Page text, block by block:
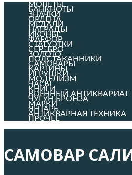
МОНЕТЫ
БАНКНОТЫ
ЗНАЧКИ
ОРДЕНА
МЕДАЛИ
НАГРАДЫ
ИКОНЫ
ФАРФОР
СТАТУЭТКИ
СЕРЕБРО
ЗОЛОТО
ПОДСТАКАННИКИ
САМОВАРЫ
КАРТИНЫ
ИГРУШКИ
МОДЕЛИЗМ
ЧАСЫ
КНИГИ
ВОЕННЫЙ АНТИКВАРИАТ
ЧУГУН БРОНЗА
МАРКИ
ЯНТАРЬ
АНТИКВАРНАЯ ТЕХНИКА
ПРОЧЕЕ
САМОВАР